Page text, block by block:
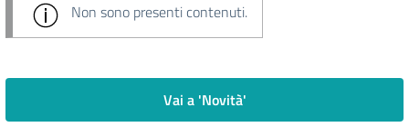
Non sono presenti contenuti.
Vai a 'Novità'